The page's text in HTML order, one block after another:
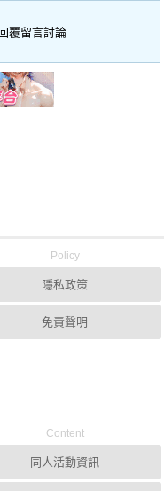
覆留言討論
Policy
隱私政策
免責聲明
Content
同人活動資訊